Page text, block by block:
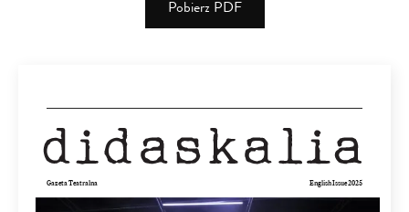
Pobierz PDF
(3.06
Gazeta Teatralna English Issue 2025